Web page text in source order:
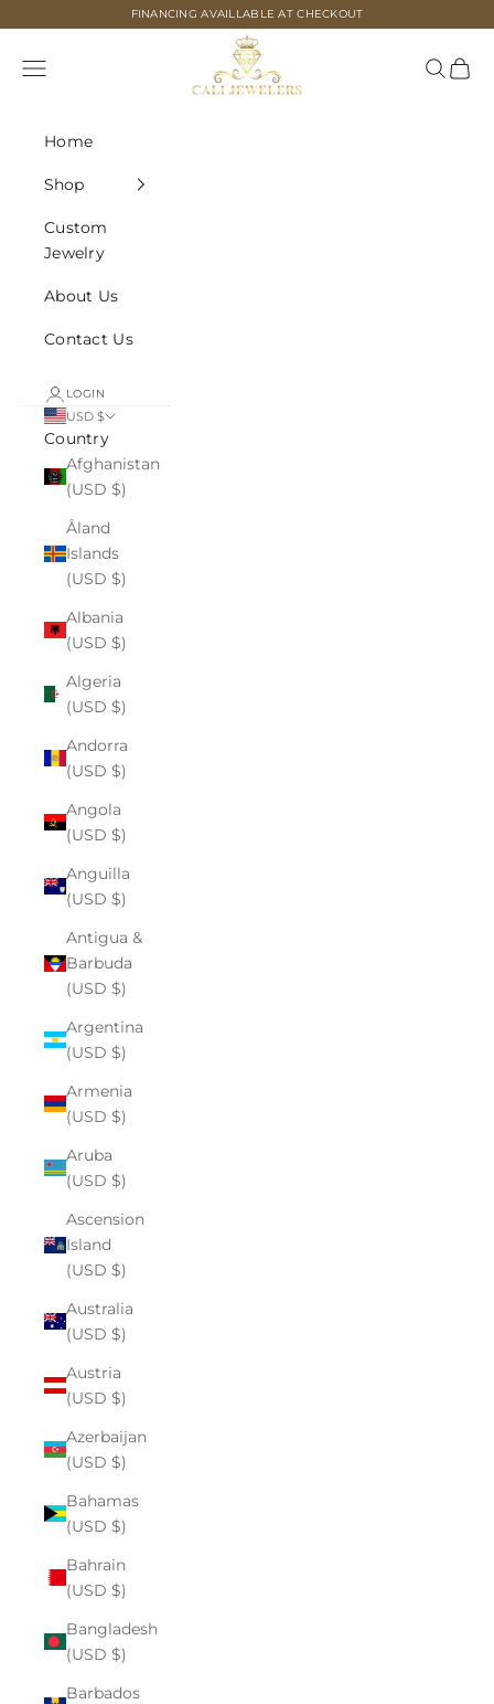
FINANCING AVAILLABLE AT CHECKOUT
Cali Jewelers
Navigation menu
Search
Cart
Home
Shop
Custom
Jewelry
About Us
Contact Us
LOGIN
USD $
Country
Afghanistan
(USD $)
Åland
Islands
(USD $)
Albania
(USD $)
Algeria
(USD $)
Andorra
(USD $)
Angola
(USD $)
Anguilla
(USD $)
Antigua &
Barbuda
(USD $)
Argentina
(USD $)
Armenia
(USD $)
Aruba
(USD $)
Ascension
Island
(USD $)
Australia
(USD $)
Austria
(USD $)
Azerbaijan
(USD $)
Bahamas
(USD $)
Bahrain
(USD $)
Bangladesh
(USD $)
Barbados